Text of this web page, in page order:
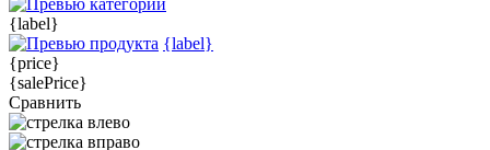
{label}
{label}
{price}
{salePrice}
Сравнить